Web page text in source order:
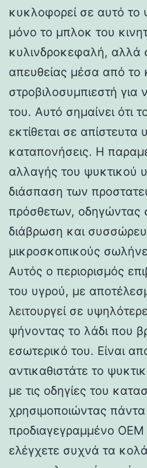
κυκλοφορεί σε αυτό το
μόνο το μπλοκ του
κυλινδροκεφαλή, αλλά
απευθείας μέσα από το
στροβιλοσυμπιεστή για
του. Αυτό σημαίνει ότι
εκτίθεται σε απίστευτα
καταπονήσεις. Η
αλλαγής του ψυκτικού
διάσπαση των
πρόσθετων, οδηγώντας
διάβρωση και
μικροσκοπικούς
Αυτός ο περιορισμός
του υγρού, με
λειτουργεί σε
ψήνοντας το λάδι που
εσωτερικό του. Είναι
αντικαθιστάτε το
με τις οδηγίες του
χρησιμοποιώντας
προδιαγεγραμμένο
ελέγχετε συχνά τα